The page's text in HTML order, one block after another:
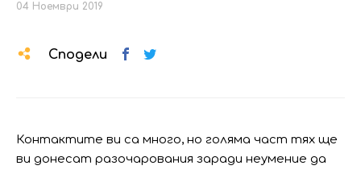
04 Ноември 2019
Сподели
Контактите ви са много, но голяма част тях ще
ви донесат разочарования заради неумение да